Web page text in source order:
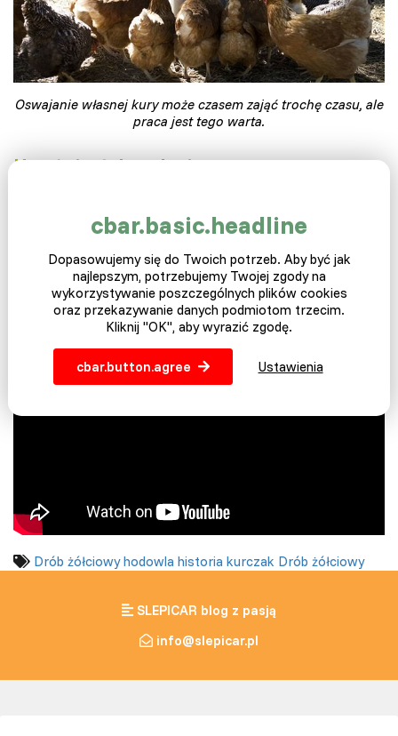
Oswajanie własnej kury może czasem zająć trochę czasu, ale
praca jest tego warta.
Uważaj, ptak wyleci
powiemy, to małe piekło.
Ciągle poruszajągłowami w
w dół, biegając tam iz powrotem, więc w finale będziesz mieć
ogona w rogu obrazu. I nawetkogutyniestoją w miejscu,
wrócą.
Dzisiejszypiąty styczniatoMiędzynarodowy Dzień Ptaka,
więc jest to taka małaimpreza z kurczakiem,
zapomnij o swojej fantazyjnej sukience i włóż ją do
lub kurnika. trochęuczty. Możesz znaleźć ten pomysł w
naszym filmie na końcu artykułu.
Drób żółciowy hodowla historia kurczak Drób żółciowy
SLEPICAR blog z pasją
info@slepicar.pl
cbar.basic.headline
Dopasowujemy się do Twoich potrzeb. Aby być jak
najlepszym, potrzebujemy Twojej zgody na
wykorzystywanie poszczególnych plików cookies
oraz przekazywanie danych podmiotom trzecim.
Kliknij "OK", aby wyrazić zgodę.
cbar.button.agree Ustawienia